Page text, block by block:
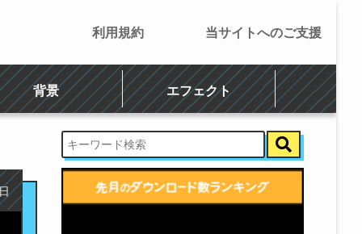
背景 エフェクト
利用規約 当サイトへのご支援